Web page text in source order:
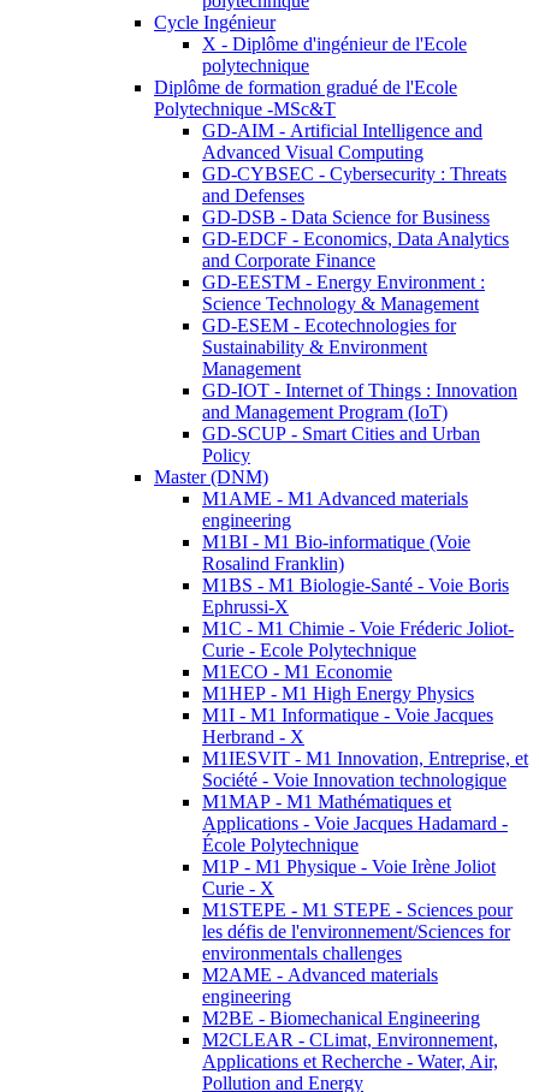
Cycle Ingénieur
X - Diplôme d'ingénieur de l'Ecole
polytechnique
Diplôme de formation gradué de l'Ecole
Polytechnique -MSc&T
GD-AIM - Artificial Intelligence and
Advanced Visual Computing
GD-CYBSEC - Cybersecurity : Threats
and Defenses
GD-DSB - Data Science for Business
GD-EDCF - Economics, Data Analytics
and Corporate Finance
GD-EESTM - Energy Environment :
Science Technology & Management
GD-ESEM - Ecotechnologies for
Sustainability & Environment
Management
GD-IOT - Internet of Things : Innovation
and Management Program (IoT)
GD-SCUP - Smart Cities and Urban
Policy
Master (DNM)
M1AME - M1 Advanced materials
engineering
M1BI - M1 Bio-informatique (Voie
Rosalind Franklin)
M1BS - M1 Biologie-Santé - Voie Boris
Ephrussi-X
M1C - M1 Chimie - Voie Fréderic Joliot-
Curie - Ecole Polytechnique
M1ECO - M1 Economie
M1HEP - M1 High Energy Physics
M1I - M1 Informatique - Voie Jacques
Herbrand - X
M1IESVIT - M1 Innovation, Entreprise, et
Société - Voie Innovation technologique
M1MAP - M1 Mathématiques et
Applications - Voie Jacques Hadamard -
École Polytechnique
M1P - M1 Physique - Voie Irène Joliot
Curie - X
M1STEPE - M1 STEPE - Sciences pour
les défis de l'environnement/Sciences for
environmentals challenges
M2AME - Advanced materials
engineering
M2BE - Biomechanical Engineering
M2CLEAR - CLimat, Environnement,
Applications et Recherche - Water, Air,
Pollution and Energy